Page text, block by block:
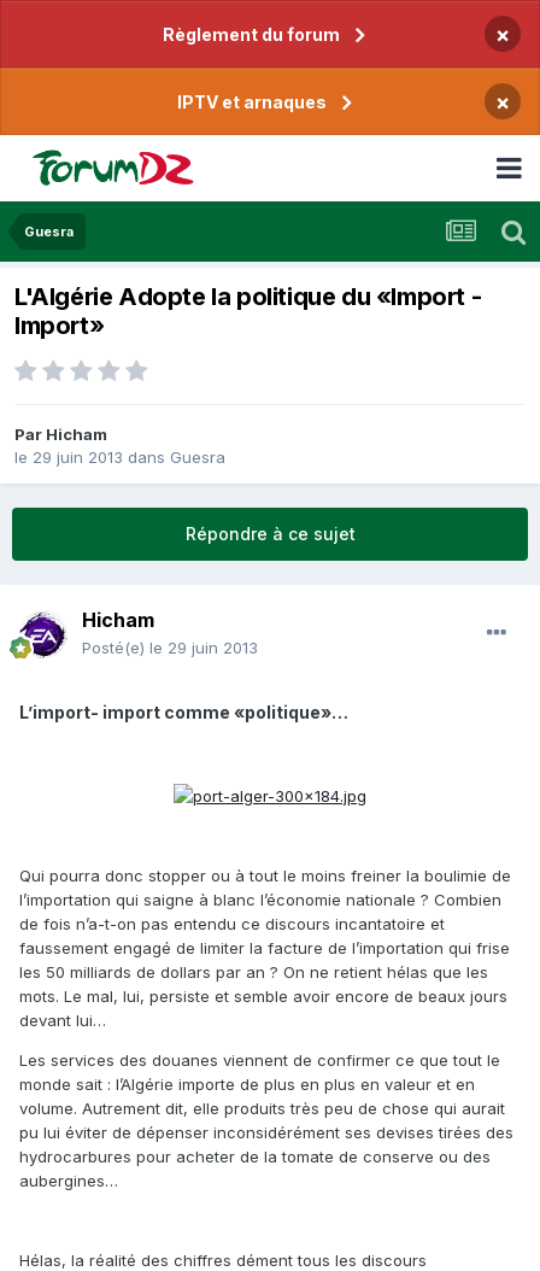
Règlement du forum ×
IPTV et arnaques ×
Guesra
L'Algérie Adopte la politique du «Import -
Import»
Par Hicham
le 29 juin 2013 dans Guesra
Répondre à ce sujet
Hicham
Posté(e) le 29 juin 2013
L’import- import comme «politique»…
Qui pourra donc stopper ou à tout le moins freiner la boulimie de
l’importation qui saigne à blanc l’économie nationale ? Combien
de fois n’a-t-on pas entendu ce discours incantatoire et
faussement engagé de limiter la facture de l’importation qui frise
les 50 milliards de dollars par an ? On ne retient hélas que les
mots. Le mal, lui, persiste et semble avoir encore de beaux jours
devant lui…
Les services des douanes viennent de confirmer ce que tout le
monde sait : l’Algérie importe de plus en plus en valeur et en
volume. Autrement dit, elle produits très peu de chose qui aurait
pu lui éviter de dépenser inconsidérément ses devises tirées des
hydrocarbures pour acheter de la tomate de conserve ou des
aubergines…
Hélas, la réalité des chiffres dément tous les discours